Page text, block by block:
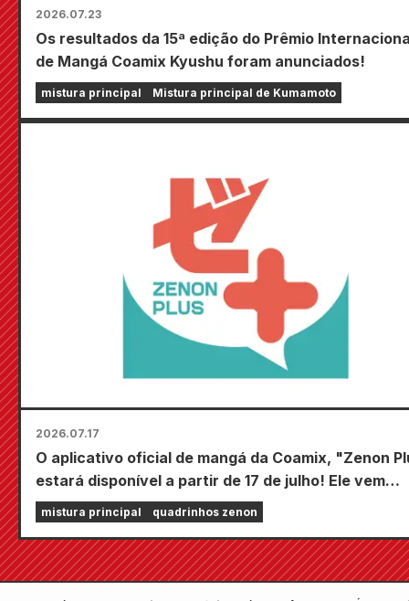
2026.07.23
Os resultados da 15ª edição do Prêmio
de Mangá Coamix Kyushu foram anunciados!
mistura principal Mistura principal de Kumamoto
2026.07.17
O aplicativo oficial de mangá da Coamix, "Zenon
estará disponível a partir de 17 de julho! Ele vem
repleto de recursos para te manter entretido,
incluindo "Escolha seu primeiro capítulo grátis" e
"Atualizações diárias"!
mistura principal quadrinhos zenon